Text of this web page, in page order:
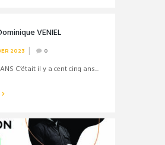
VENIEL
2023 0
C’était il y a cent cinq ans...